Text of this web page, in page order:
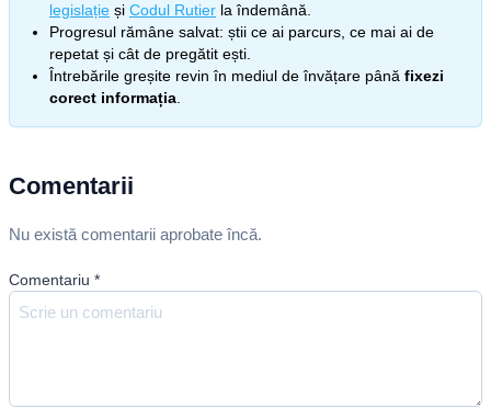
legislație și Codul Rutier la îndemână.
Progresul rămâne salvat: știi ce ai parcurs, ce mai ai de
repetat și cât de pregătit ești.
Întrebările greșite revin în mediul de învățare până fixezi
corect informația
Comentarii
Nu există comentarii aprobate încă.
Comentariu *